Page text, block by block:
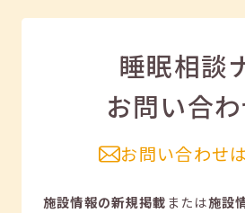
睡眠相談
お問い合
お問い合わせ
施設情報の新規掲載または施設